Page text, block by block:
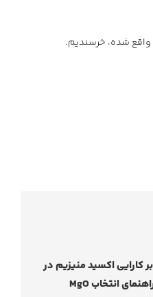
واقع شده، خرسندیم.
بر کارایی اکسید منیزیم در
تغذیه دام | راهنمای انتخاب MgO